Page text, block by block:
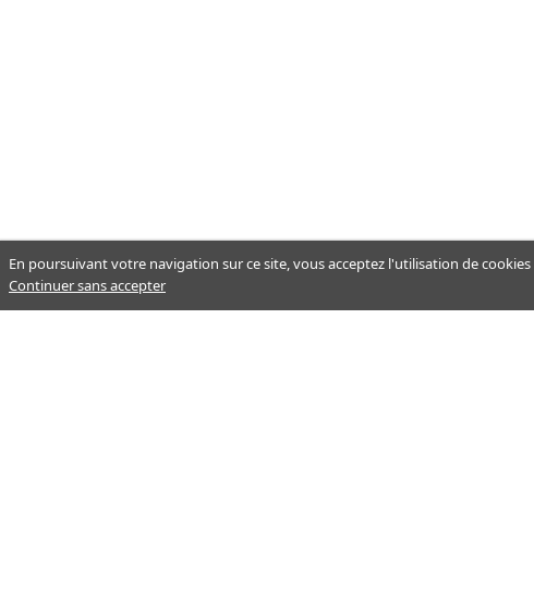
En poursuivant votre navigation sur ce site, vous acceptez l'utilisation de
Continuer sans accepter